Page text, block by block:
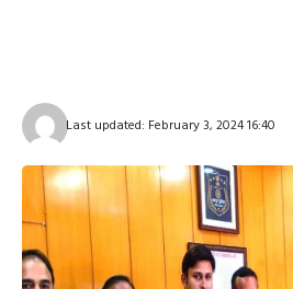
Last updated: February 3, 2024 16:40